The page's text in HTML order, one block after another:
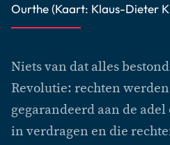
Ourthe (Kaart: Klaus-Dieter
Niets van dat alles
Revolutie: rechten
gegarandeerd aan de
in verdragen en die